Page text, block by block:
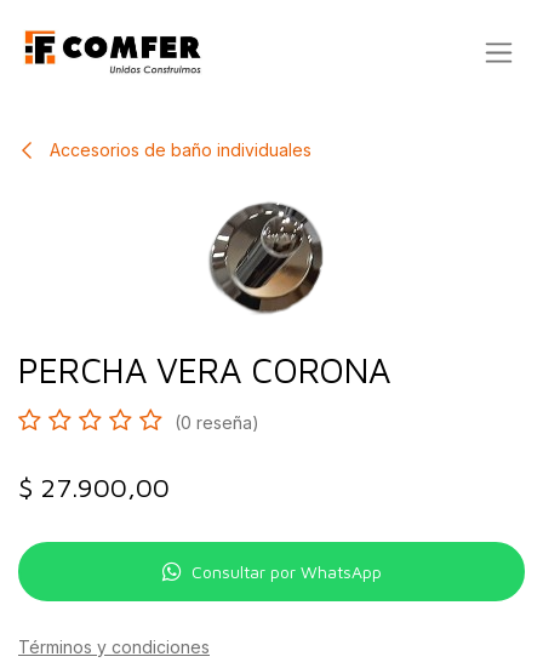
Accesorios de baño individuales
PERCHA VERA CORONA
(0 reseña)
$ 27.900,00
Consultar por WhatsApp
Términos y condiciones